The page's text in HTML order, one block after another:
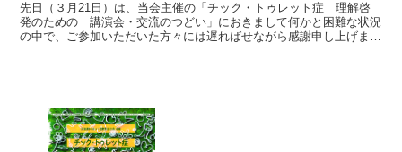
先日（３月21日）は、当会主催の「チック・トゥレット症 理解啓
発のための 講演会・交流のつどい」におきまして何かと困難な状況
の中で、ご参加いただいた方々には遅ればせながら感謝申し上げます